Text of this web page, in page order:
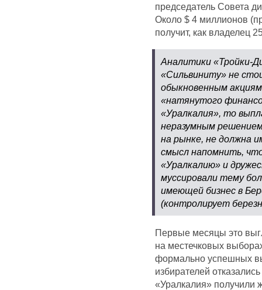
председатель Совета
Около $ 4 миллионов
получит, как владелец
Аналитики «Тройки-
«Сильвиниту» не
обыкновенным
«натянутого
«Уралкалия», то
неразумным
на рынке, не должна
смысл напомнить,
«Уралкалию» и
муссировали тему
имеющей бизнес в
(контролирует
Первые месяцы это
на местечковых
формально успешных
избирателей
«Уралкалия» получили